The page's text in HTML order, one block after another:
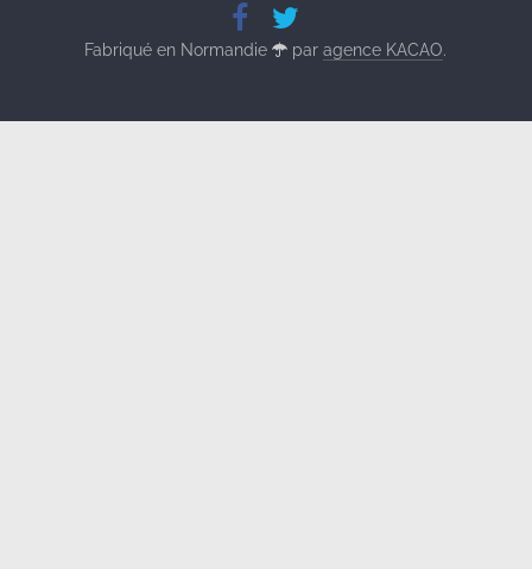
Fabriqué en Normandie paragence KACAO.